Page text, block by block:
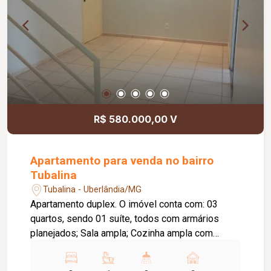
R$ 580.000,00 V
Apartamento para venda no bairro
Tubalina
Tubalina - Uberlândia/MG
Apartamento duplex. O imóvel conta com: 03
quartos, sendo 01 suíte, todos com armários
planejados; Sala ampla; Cozinha ampla com
sala e terraço amplo; 02 vagas de garagem livres,